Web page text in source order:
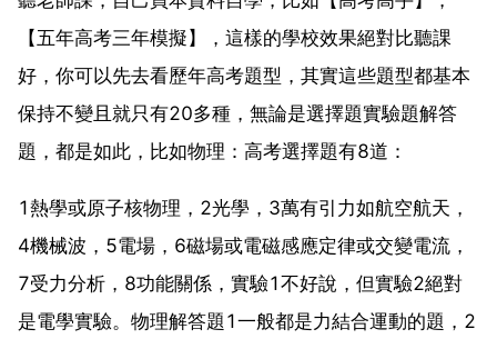
【五年高考三年模擬】，這樣的學校效果絕對比聽課
好，你可以先去看歷年高考題型，其實這些題型都基本
保持不變且就只有20多種，無論是選擇題實驗題解答
題，都是如此，比如物理：高考選擇題有8道：
1熱學或原子核物理，2光學，3萬有引力如航空航天，
4機械波，5電場，6磁場或電磁感應定律或交變電流，
7受力分析，8功能關係，實驗1不好說，但實驗2絕對
是電學實驗。物理解答題1一般都是力結合運動的題，2